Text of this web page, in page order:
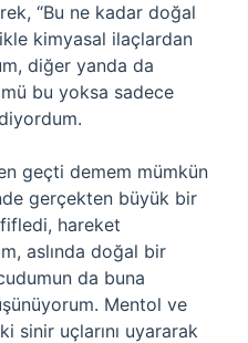
“Bu ne kadar doğal
kimyasal ilaçlardan
diğer yanda da
bu yoksa sadece
geçti demem mümkün
gerçekten büyük bir
hareket
aslında doğal bir
da buna
Mentol ve
sinir uçlarını uyararak